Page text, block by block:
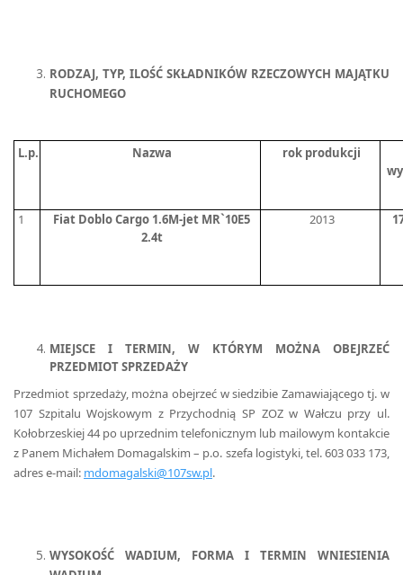
RODZAJ, TYP, ILOŚĆ SKŁADNIKÓW RZECZOWYCH MAJĄTKU
RUCHOMEGO
L.p. Nazwa
rok produkcji
1
Fiat Doblo Cargo 1.6M-jet MR`10E5
2.4t
2013
MIEJSCE I TERMIN, W KTÓRYM MOŻNA OBEJRZEĆ
PRZEDMIOT SPRZEDAŻY
Przedmiot sprzedaży, można obejrzeć w siedzibie Zamawiającego tj. w
107 Szpitalu Wojskowym z Przychodnią SP ZOZ w Wałczu przy ul.
Kołobrzeskiej 44 po uprzednim telefonicznym lub mailowym kontakcie
z Panem Michałem Domagalskim – p.o. szefa logistyki, tel. 603 033 173,
adres e-mail: mdomagalski@107sw.pl.
WYSOKOŚĆ WADIUM, FORMA I TERMIN WNIESIENIA